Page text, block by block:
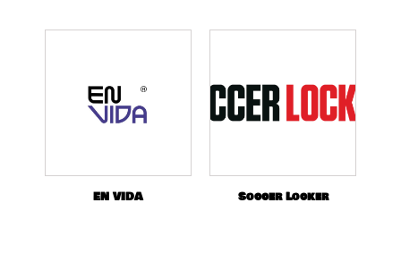
EN VIDA Soccer Locker